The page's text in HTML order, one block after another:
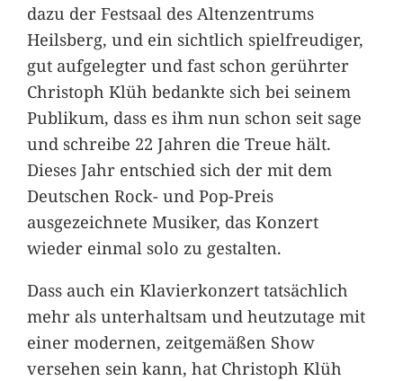
dazu der Festsaal des Altenzentrums
Heilsberg, und ein sichtlich spielfreudiger,
gut aufgelegter und fast schon gerührter
Christoph Klüh bedankte sich bei seinem
Publikum, dass es ihm nun schon seit sage
und schreibe 22 Jahren die Treue hält.
Dieses Jahr entschied sich der mit dem
Deutschen Rock- und Pop-Preis
ausgezeichnete Musiker, das Konzert
wieder einmal solo zu gestalten.
Dass auch ein Klavierkonzert tatsächlich
mehr als unterhaltsam und heutzutage mit
einer modernen, zeitgemäßen Show
versehen sein kann, hat Christoph Klüh